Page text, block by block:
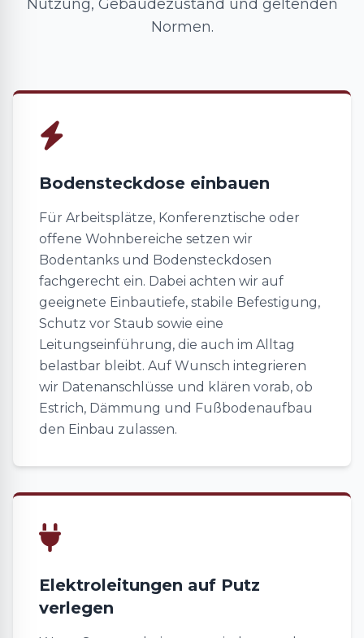
Nutzung, Gebäudezustand und geltenden
Normen.
Bodensteckdose einbauen
Für Arbeitsplätze, Konferenztische oder
offene Wohnbereiche setzen wir
Bodentanks und Bodensteckdosen
fachgerecht ein. Dabei achten wir auf
geeignete Einbautiefe, stabile Befestigung,
Schutz vor Staub sowie eine
Leitungseinführung, die auch im Alltag
belastbar bleibt. Auf Wunsch integrieren
wir Datenanschlüsse und klären vorab, ob
Estrich, Dämmung und Fußbodenaufbau
den Einbau zulassen.
Elektroleitungen auf Putz
verlegen